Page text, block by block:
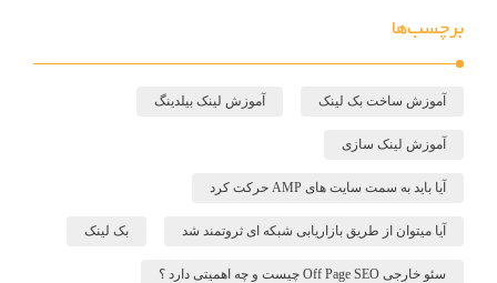
برچسب‌ها
آموزش ساخت بک لینک آموزش لینک بیلدینگ
آموزش لینک سازی
آیا باید به سمت سایت های AMP حرکت کرد
آیا میتوان از طریق بازاریابی شبکه ای ثروتمند شد بک لینک
سئو خارجی Off Page SEO چیست و چه اهمیتی دارد ؟